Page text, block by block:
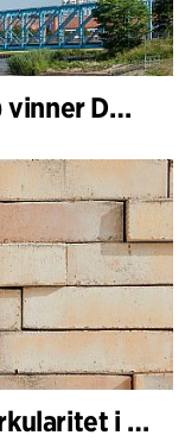
Storkeengen (Storkängen) vinner DANVAs Klimatpris 2025 och bygger vidare på ett tidigare arkitektoniskt erkännande
MIX: När tradition möter cirkularitet i arkitekturen